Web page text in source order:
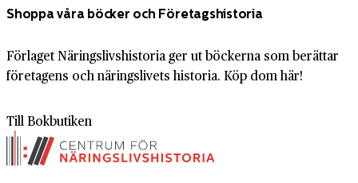
Shoppa våra böcker och Företagshistoria
Förlaget Näringslivshistoria ger ut böckerna som berättar
företagens och näringslivets historia. Köp dom här!
Till Bokbutiken